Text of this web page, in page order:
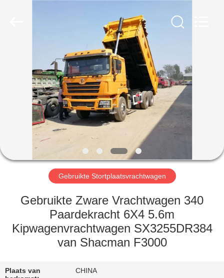
PRODUCTEN
ONGEVEER
FABRIEKSREIS
KWALITEITSCONTROLE
CONTACTEER
VERZOEK
Gebruikte Stortplaatsvrachtwagen
Gebruikte Zware Vrachtwagen 340
Paardekracht 6X4 5.6m
Kipwagenvrachtwagen SX3255DR384
van Shacman F3000
Plaats van
CHINA